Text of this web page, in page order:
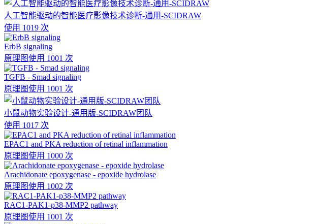
人工智能驱动的智能医疗影像技术诊断-通用-SCIDRAW
使用 1019 次
ErbB signaling
原理图使用 1001 次
TGFB - Smad signaling
原理图使用 1001 次
小鼠动物实验设计-通用版-SCIDRAW团队
使用 1017 次
EPAC1 and PKA reduction of retinal inflammation
原理图使用 1000 次
Arachidonate epoxygenase - epoxide hydrolase
原理图使用 1002 次
RAC1-PAK1-p38-MMP2 pathway
原理图使用 1001 次